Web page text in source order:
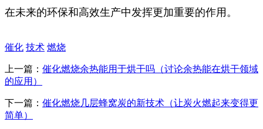
在未来的环保和高效生产中发挥更加重要的作用。
催化 技术 燃烧
上一篇： 催化燃烧余热能用于烘干吗（讨论余热能在烘干领域
的应用）
下一篇： 催化燃烧几层蜂窝炭的新技术（让炭火燃起来变得更
简单）